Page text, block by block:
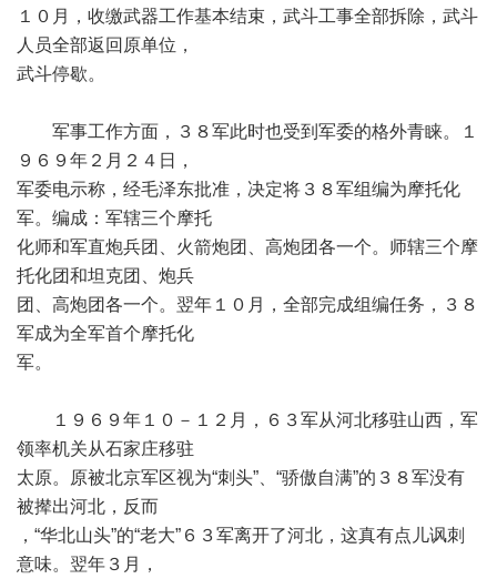
１０月，收缴武器工作基本结束，武斗工事全部拆除，武斗
人员全部返回原单位，
武斗停歇。
军事工作方面，３８军此时也受到军委的格外青睐。１
９６９年２月２４日，
军委电示称，经毛泽东批准，决定将３８军组编为摩托化
军。编成：军辖三个摩托
化师和军直炮兵团、火箭炮团、高炮团各一个。师辖三个摩
托化团和坦克团、炮兵
团、高炮团各一个。翌年１０月，全部完成组编任务，３８
军成为全军首个摩托化
军。
１９６９年１０－１２月，６３军从河北移驻山西，军
领率机关从石家庄移驻
太原。原被北京军区视为“刺头”、“骄傲自满”的３８军没有
被撵出河北，反而
，“华北山头”的“老大”６３军离开了河北，这真有点儿讽刺
意味。翌年３月，